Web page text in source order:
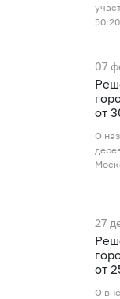
07
от
О
27
от
О